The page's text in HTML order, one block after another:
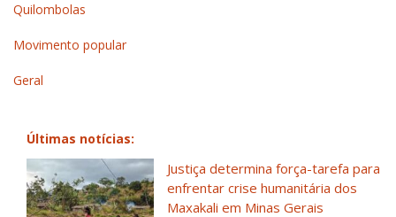
Quilombolas
Movimento popular
Geral
Últimas notícias:
Justiça determina força-tarefa para
enfrentar crise humanitária dos
Maxakali em Minas Gerais